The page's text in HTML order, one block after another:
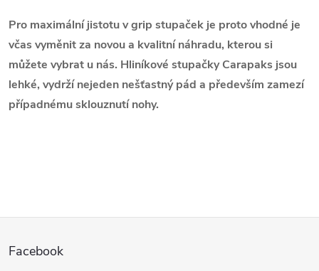
v
k
y
i
Pro maximální jistotu v grip stupaček je proto vhodné je
včas vyměnit za novou a kvalitní náhradu, kterou si
můžete vybrat u nás. Hliníkové stupačky Carapaks jsou
lehké, vydrží nejeden nešťastný pád a především zamezí
případnému sklouznutí nohy.
Facebook